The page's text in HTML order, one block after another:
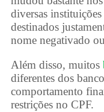
diversas
destinados
nome negativado
Além disso, muitos
diferentes dos
comportamento
restrições no CPF.